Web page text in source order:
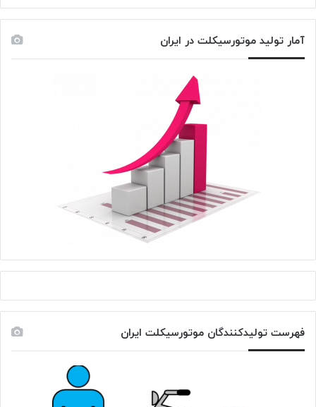
آمار تولید موتورسیکلت در ایران
فهرست تولیدکنندگان موتورسیکلت ایران